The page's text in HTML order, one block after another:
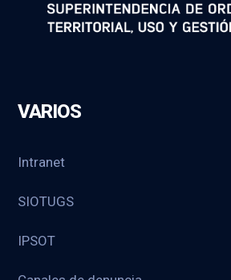
VARIOS
Intranet
SIOTUGS
IPSOT